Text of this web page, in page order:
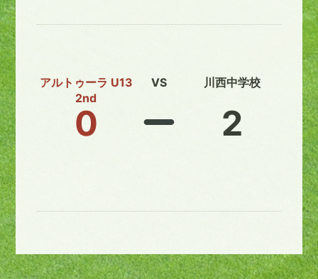
アルトゥーラ U13
2nd
0
VS 川西中学校
2